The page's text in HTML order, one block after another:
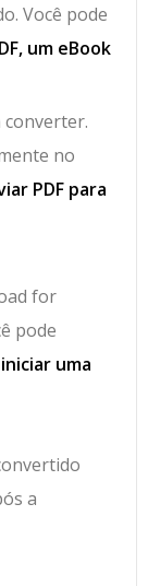
Você pode
um eBook
converter.
no
PDF para
for
pode
uma
a